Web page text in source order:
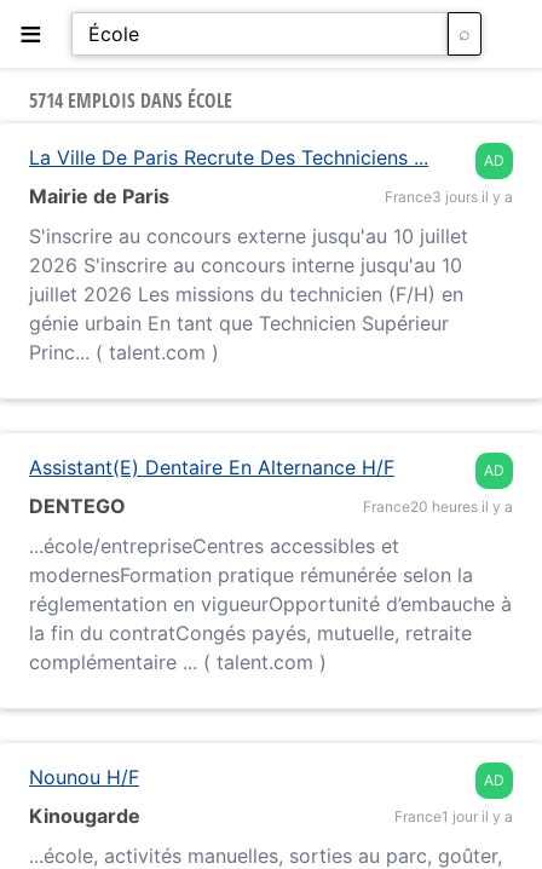
≡
5714 EMPLOIS DANS ÉCOLE
AD
La Ville De Paris Recrute Des Techniciens ...
Mairie de Paris
France3 jours il y a
S'inscrire au concours externe jusqu'au 10 juillet
2026 S'inscrire au concours interne jusqu'au 10
juillet 2026 Les missions du technicien (F/H) en
génie urbain En tant que Technicien Supérieur
Princ... ( talent.com )
AD
Assistant(E) Dentaire En Alternance H/F
DENTEGO
France20 heures il y a
...école/entrepriseCentres accessibles et
modernesFormation pratique rémunérée selon la
réglementation en vigueurOpportunité d’embauche à
la fin du contratCongés payés, mutuelle, retraite
complémentaire ... ( talent.com )
AD
Nounou H/F
Kinougarde
France1 jour il y a
...école, activités manuelles, sorties au parc, goûter,